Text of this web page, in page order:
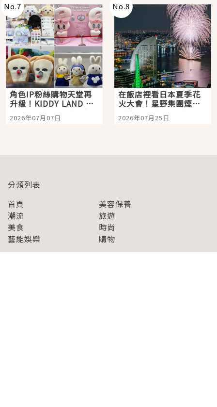
No.7
角色IP粉絲購物天堂再
升級！KIDDY LAND 原
宿店吉伊卡哇迎客，新
開幕 OMOKADO 店3分
2026年07月07日
No.8
在飯店裡看日本夏季花
火大會！星野集團煙火
景觀飯店6選，讓你不用
人擠人悠閒欣賞
2026年07月25日
分類列表
首頁
美容保養
潮流
旅遊
美食
時尚
藝能娛樂
購物